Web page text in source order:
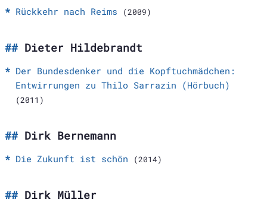
Rückkehr nach Reims (2009)
Dieter Hildebrandt
Der Bundesdenker und die Kopftuchmädchen:
Entwirrungen zu Thilo Sarrazin (Hörbuch)
(2011)
Dirk Bernemann
Die Zukunft ist schön (2014)
Dirk Müller